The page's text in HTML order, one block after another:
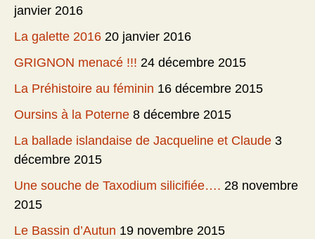
janvier 2016
La galette 2016 20 janvier 2016
GRIGNON menacé !!! 24 décembre 2015
La Préhistoire au féminin 16 décembre 2015
Oursins à la Poterne 8 décembre 2015
La ballade islandaise de Jacqueline et Claude 3
décembre 2015
Une souche de Taxodium silicifiée…. 28 novembre
2015
Le Bassin d’Autun 19 novembre 2015